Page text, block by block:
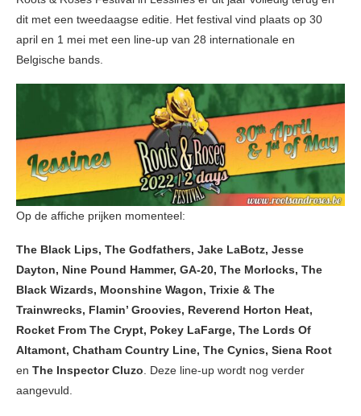
dit met een tweedaagse editie. Het festival vind plaats op 30
april en 1 mei met een line-up van 28 internationale en
Belgische bands.
Op de affiche prijken momenteel:
The Black Lips, The Godfathers, Jake LaBotz, Jesse
Dayton, Nine Pound Hammer, GA-20, The Morlocks, The
Black Wizards, Moonshine Wagon, Trixie & The
Trainwrecks, Flamin’ Groovies, Reverend Horton Heat,
Rocket From The Crypt, Pokey LaFarge, The Lords Of
Altamont, Chatham Country Line, The Cynics, Siena Root
en The Inspector Cluzo . Deze line-up wordt nog verder
aangevuld.